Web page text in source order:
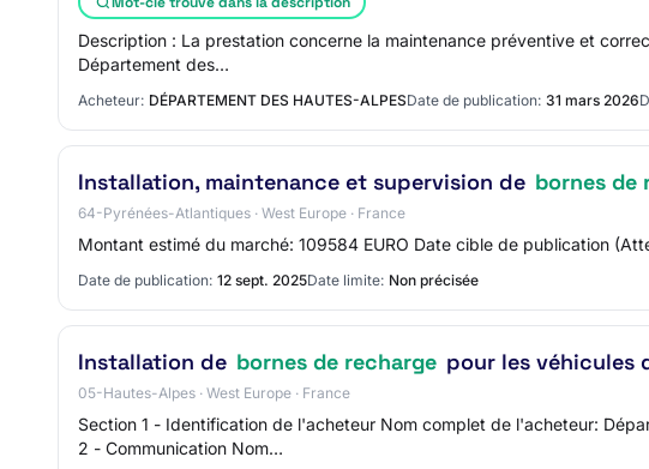
Description : La prestation concerne la maintenance préventive et
Département des…
Acheteur: DÉPARTEMENT DES HAUTES-ALPESDate de publication: 31 mars 2026
Installation, maintenance et supervision de bornes de
64-Pyrénées-Atlantiques · West Europe · France
Montant estimé du marché: 109584 EURO Date cible de publication
Date de publication: 12 sept. 2025Date limite: Non précisée
Installation de bornes de recharge pour les véhicules
05-Hautes-Alpes · West Europe · France
Section 1 - Identification de l'acheteur Nom complet de l'acheteur:
2 - Communication Nom…